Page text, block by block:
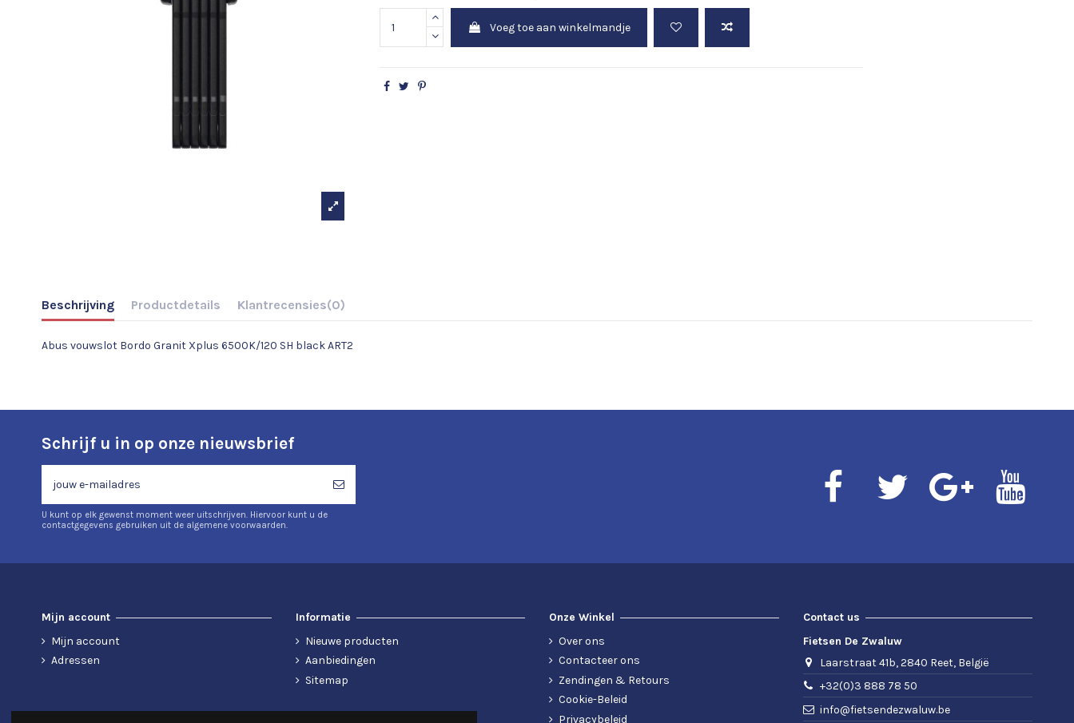
Voeg toe aan winkelmandje
Beschrijving Productdetails Klantrecensies(0)
Abus vouwslot Bordo Granit Xplus 6500K/120 SH black ART2
Schrijf u in op onze nieuwsbrief
U kunt op elk gewenst moment weer uitschrijven. Hiervoor kunt u de
contactgegevens gebruiken uit de algemene voorwaarden.
Mijn account
Mijn account
Adressen
Informatie
Nieuwe producten
Aanbiedingen
Sitemap
Onze Winkel
Over ons
Contacteer ons
Zendingen & Retours
Cookie-Beleid
Privacybeleid
Contact us
Fietsen De Zwaluw
Laarstraat 41b, 2840 Reet, België
+32(0)3 888 78 50
info@fietsendezwaluw.be